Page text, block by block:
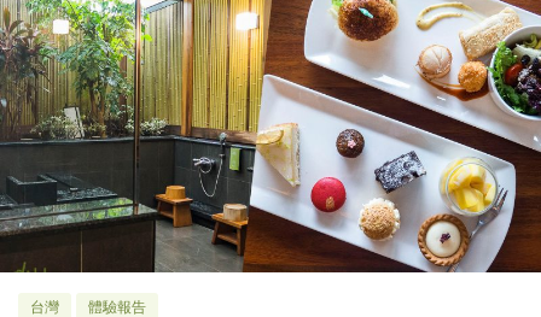
台灣 體驗報告